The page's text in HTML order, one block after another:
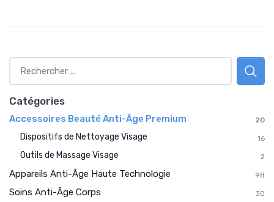
Catégories
Accessoires Beauté Anti-Âge Premium 20
Dispositifs de Nettoyage Visage 16
Outils de Massage Visage 2
Appareils Anti-Âge Haute Technologie 98
Soins Anti-Âge Corps 30